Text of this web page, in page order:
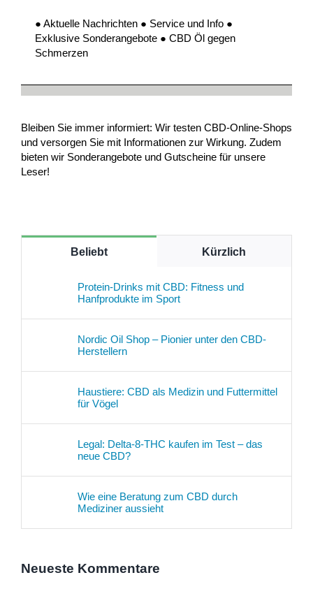
● Aktuelle Nachrichten ● Service und Info ●
Exklusive Sonderangebote ● CBD Öl gegen
Schmerzen
Bleiben Sie immer informiert: Wir testen CBD-Online-Shops
und versorgen Sie mit Informationen zur Wirkung. Zudem
bieten wir Sonderangebote und Gutscheine für unsere
Leser!
Beliebt Kürzlich
Protein-Drinks mit CBD: Fitness und
Hanfprodukte im Sport
Nordic Oil Shop – Pionier unter den CBD-
Herstellern
Haustiere: CBD als Medizin und Futtermittel
für Vögel
Legal: Delta-8-THC kaufen im Test – das
neue CBD?
Wie eine Beratung zum CBD durch
Mediziner aussieht
Neueste Kommentare